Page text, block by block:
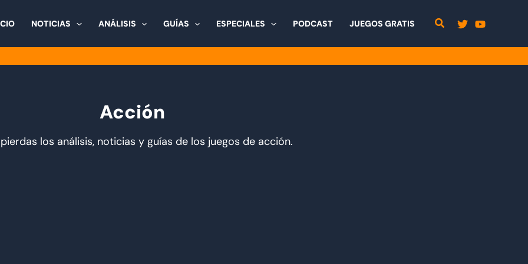
NOTICIAS ANÁLISIS GUÍAS ESPECIALES PODCAST JUEGOS GRATIS
Acción
los análisis, noticias y guías de los juegos de acción.